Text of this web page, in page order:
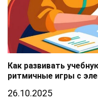
Как развивать
ритмичные игры с
26.10.2025